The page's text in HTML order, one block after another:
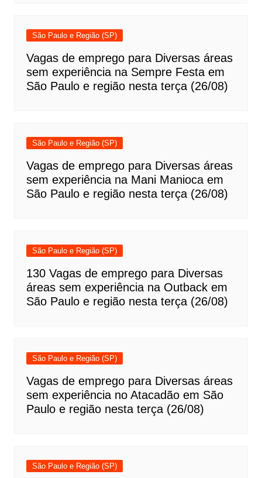
São Paulo e Região (SP)
Vagas de emprego para Diversas áreas
sem experiência na Sempre Festa em
São Paulo e região nesta terça (26/08)
São Paulo e Região (SP)
Vagas de emprego para Diversas áreas
sem experiência na Mani Manioca em
São Paulo e região nesta terça (26/08)
São Paulo e Região (SP)
130 Vagas de emprego para Diversas
áreas sem experiência na Outback em
São Paulo e região nesta terça (26/08)
São Paulo e Região (SP)
Vagas de emprego para Diversas áreas
sem experiência no Atacadão em São
Paulo e região nesta terça (26/08)
São Paulo e Região (SP)